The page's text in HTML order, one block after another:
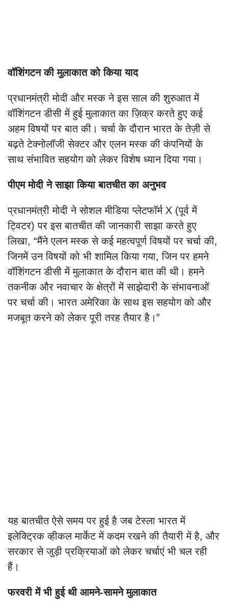
वॉशिंगटन की मुलाकात को किया याद
प्रधानमंत्री मोदी और मस्क ने इस साल की शुरुआत में
वॉशिंगटन डीसी में हुई मुलाकात का ज़िक्र करते हुए कई
अहम विषयों पर बात की। चर्चा के दौरान भारत के तेज़ी से
बढ़ते टेक्नोलॉजी सेक्टर और एलन मस्क की कंपनियों के
साथ संभावित सहयोग को लेकर विशेष ध्यान दिया गया।
पीएम मोदी ने साझा किया बातचीत का अनुभव
प्रधानमंत्री मोदी ने सोशल मीडिया प्लेटफॉर्म X (पूर्व में
ट्विटर) पर इस बातचीत की जानकारी साझा करते हुए
लिखा, “मैंने एलन मस्क से कई महत्वपूर्ण विषयों पर चर्चा की,
जिनमें उन विषयों को भी शामिल किया गया, जिन पर हमने
वॉशिंगटन डीसी में मुलाकात के दौरान बात की थी। हमने
तकनीक और नवाचार के क्षेत्रों में साझेदारी के संभावनाओं
पर चर्चा की। भारत अमेरिका के साथ इस सहयोग को और
मजबूत करने को लेकर पूरी तरह तैयार है।”
यह बातचीत ऐसे समय पर हुई है जब टेस्ला भारत में
इलेक्ट्रिक व्हीकल मार्केट में कदम रखने की तैयारी में है, और
सरकार से जुड़ी प्रक्रियाओं को लेकर चर्चाएं भी चल रही
हैं।
फरवरी में भी हुई थी आमने-सामने मुलाकात